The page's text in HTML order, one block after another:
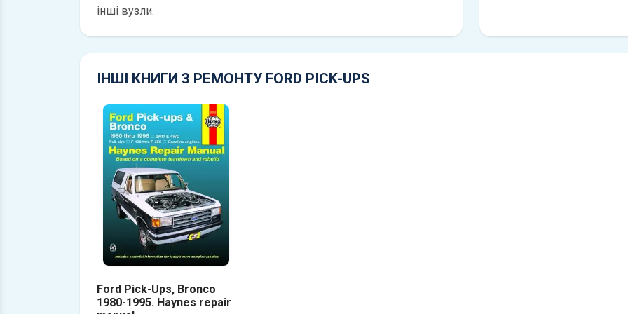
інші вузли.
ІНШІ КНИГИ З РЕМОНТУ FORD PICK-UPS
Ford Pick-Ups, Bronco
1980-1995. Haynes repair